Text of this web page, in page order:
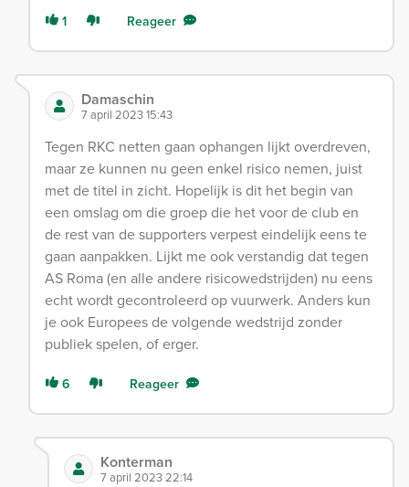
1 Reageer
Damaschin
7 april 2023 15:43
Tegen RKC netten gaan ophangen lijkt overdreven,
maar ze kunnen nu geen enkel risico nemen, juist
met de titel in zicht. Hopelijk is dit het begin van
een omslag om die groep die het voor de club en
de rest van de supporters verpest eindelijk eens te
gaan aanpakken. Lijkt me ook verstandig dat tegen
AS Roma (en alle andere risicowedstrijden) nu eens
echt wordt gecontroleerd op vuurwerk. Anders kun
je ook Europees de volgende wedstrijd zonder
publiek spelen, of erger.
6 Reageer
Konterman
7 april 2023 22:14